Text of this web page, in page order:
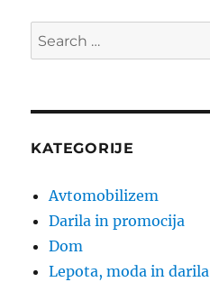
Search
for:
KATEGORIJE
Avtomobilizem
Darila in promocija
Dom
Lepota, moda in darila